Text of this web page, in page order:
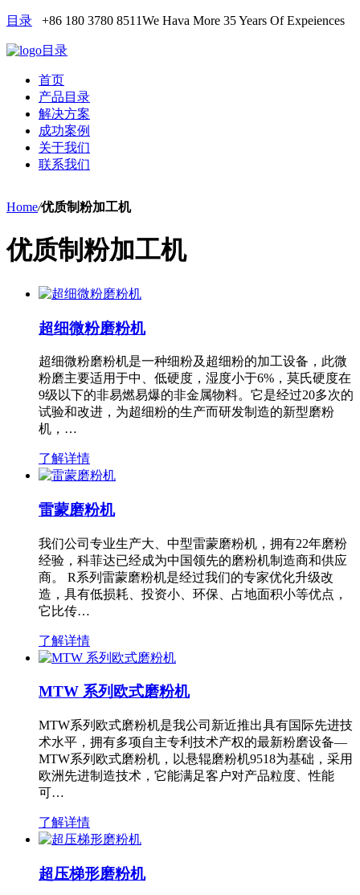
目录 +86 180 3780 8511We Hava More 35 Years Of Expeiences
目录
首页
产品目录
解决方案
成功案例
关于我们
联系我们
Home/优质制粉加工机
优质制粉加工机
超细微粉磨粉机
超细微粉磨粉机是一种细粉及超细粉的加工设备，此微
粉磨主要适用于中、低硬度，湿度小于6%，莫氏硬度在
9级以下的非易燃易爆的非金属物料。它是经过20多次的
试验和改进，为超细粉的生产而研发制造的新型磨粉
机，…
了解详情
雷蒙磨粉机
我们公司专业生产大、中型雷蒙磨粉机，拥有22年磨粉
经验，科菲达已经成为中国领先的磨粉机制造商和供应
商。 R系列雷蒙磨粉机是经过我们的专家优化升级改
造，具有低损耗、投资小、环保、占地面积小等优点，
它比传…
了解详情
MTW 系列欧式磨粉机
MTW系列欧式磨粉机是我公司新近推出具有国际先进技
术水平，拥有多项自主专利技术产权的最新粉磨设备—
MTW系列欧式磨粉机，以悬辊磨粉机9518为基础，采用
欧洲先进制造技术，它能满足客户对产品粒度、性能
可…
了解详情
超压梯形磨粉机